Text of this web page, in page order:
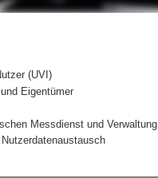
(UVI)
Eigentümer
Messdienst und Verwaltung